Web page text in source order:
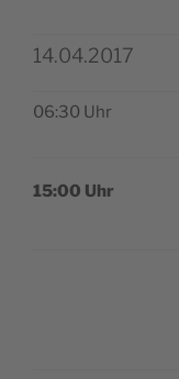
14.04.2017
06:30 Uhr
15:00 Uhr